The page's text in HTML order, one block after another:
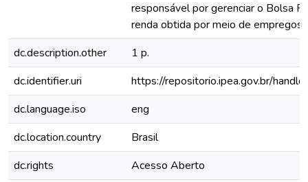
responsável por gerenciar o Bolsa
renda obtida por meio de empregos
dc.description.other
1 p.
dc.identifier.uri
https://repositorio.ipea.gov.br/
dc.language.iso
eng
dc.location.country
Brasil
dc.rights
Acesso Aberto